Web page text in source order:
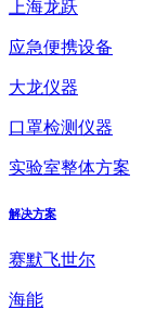
上海龙跃
应急便携设备
大龙仪器
口罩检测仪器
实验室整体方案
解决方案
赛默飞世尔
海能